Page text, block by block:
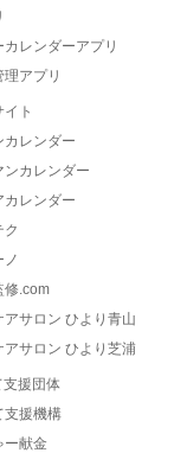
カレンダーアプリ
理アプリ
ト
カレンダー
ンカレンダー
カレンダー
ク
ノ
修.com
アサロン ひより青山
アサロン ひより芝浦
支援団体
支援機構
ー献金